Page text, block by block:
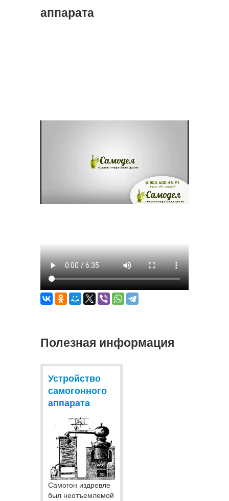
аппарата
Полезная информация
Устройство
самогонного
аппарата
Самогон издревле
был неотъемлемой